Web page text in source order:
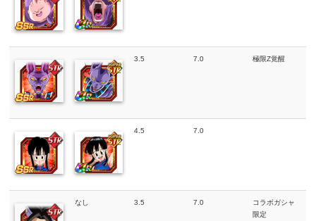
3.5 7.0 極限Z覚醒
4.5 7.0
なし 3.5 7.0
コラボガシャ
限定